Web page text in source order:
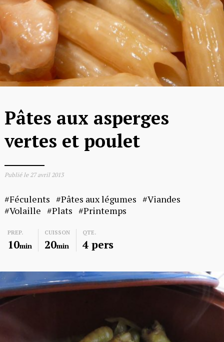
Pâtes aux asperges
vertes et poulet
Publié le 27 avril 2013
Féculents Pâtes aux légumes
Viandes
Volaille
Plats Printemps
PREP.
10min
CUISSON
20min
QTE.
4 pers